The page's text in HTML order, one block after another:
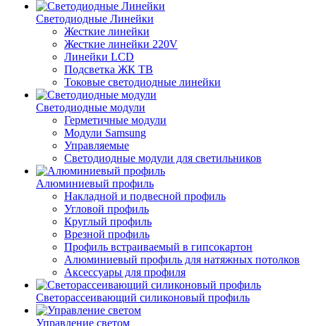
Светодиодные Линейки
Жесткие линейки
Жесткие линейки 220V
Линейки LCD
Подсветка ЖК ТВ
Токовые светодиодные линейки
Светодиодные модули
Герметичные модули
Модули Samsung
Управляемые
Светодиодные модули для светильников
Алюминиевый профиль
Накладной и подвесной профиль
Угловой профиль
Круглый профиль
Врезной профиль
Профиль встраиваемый в гипсокартон
Алюминиевый профиль для натяжных потолков
Аксессуары для профиля
Светорассеивающий силиконовый профиль
Управление светом